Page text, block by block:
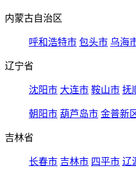
内蒙古自治区
呼和浩特市 包头市 乌海
辽宁省
沈阳市 大连市 鞍山市 抚
朝阳市 葫芦岛市 金普新
吉林省
长春市 吉林市 四平市 辽